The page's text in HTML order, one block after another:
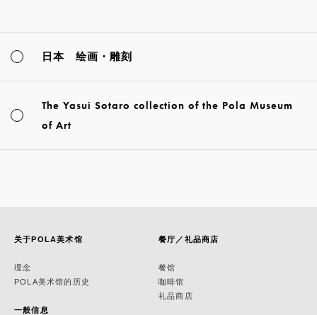
日本 绘画・雕刻
The Yasui Sotaro collection of the Pola Museum
of Art
关于POLA美术馆
理念
POLA美术馆的历史
一般信息
餐厅／礼品商店
餐馆
咖啡馆
礼品商店